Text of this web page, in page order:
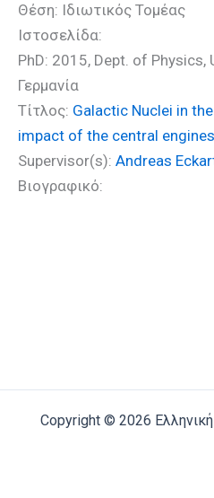
Θέση: Ιδιωτικός Τομέας
Ιστοσελίδα:
PhD: 2015, Dept. of
Γερμανία
Τίτλος: Galactic Nuclei in
impact of the central
Supervisor(s): Andreas
Βιογραφικό:
Copyright © 2026